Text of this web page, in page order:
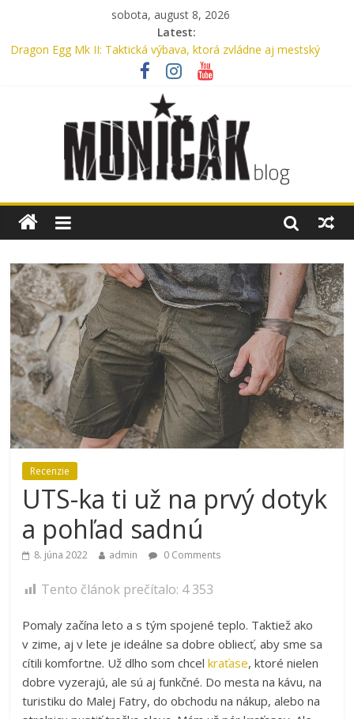
sobota, august 8, 2026
Latest:
Dragon Egg Mk II: Taktická výbava, ktorá zvládne aj mestský
Legenda, ktorú nosíme každý deň: UTP nohavice od Helikon-Tex
Oxford, Nylon alebo Cordura? Kompletný sprievodca výberom
materiálu pre batohy a tašky
Myslíte si, že máte v aute lekárničku? V skutočnosti nemáte.
Bennon Nero High: Taktické topánky, ktoré ťa podržia v
Recenzie
UTS-ka ti už na prvý dotyk
a pohľad sadnú
8. júna 2022 admin 0 Comments
Tento článok prečítalo: 4 353
Pomaly začína leto a s tým spojené teplo. Taktiež ako
v zime, aj v lete je ideálne sa dobre obliecť, aby sme sa
cítili komfortne. Už dlho som chcelkraťase, ktoré nielen
dobre vyzerajú, ale sú aj funkčné. Do mesta na kávu, na
turistiku do Malej Fatry, do obchodu na nákup, alebo na